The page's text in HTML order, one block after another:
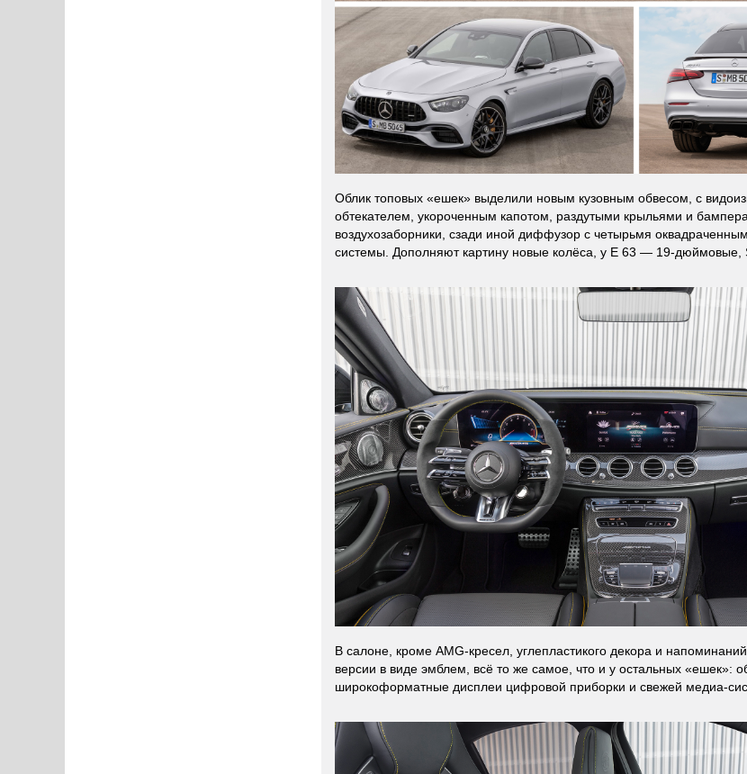
Облик топовых «ешек» выделили новым кузовным обвесом, с
обтекателем, укороченным капотом, раздутыми крыльями и
воздухозаборники, сзади иной диффузор с четырьмя
системы. Дополняют картину новые колёса, у E 63 — 19-дюймовые,
В салоне, кроме AMG-кресел, углепластикого декора и
версии в виде эмблем, всё то же самое, что и у остальных «ешек»:
широкоформатные дисплеи цифровой приборки и свежей медиа-